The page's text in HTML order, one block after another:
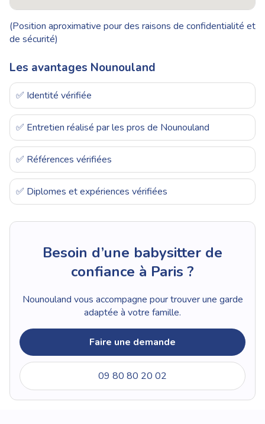
(Position aproximative pour des raisons de confidentialité et
de sécurité)
Les avantages Nounouland
✅ Identité vérifiée
✅ Entretien réalisé par les pros de Nounouland
✅ Références vérifiées
✅ Diplomes et expériences vérifiées
Besoin d’une babysitter de
confiance à Paris ?
Nounouland vous accompagne pour trouver une garde
adaptée à votre famille.
Faire une demande
09 80 80 20 02